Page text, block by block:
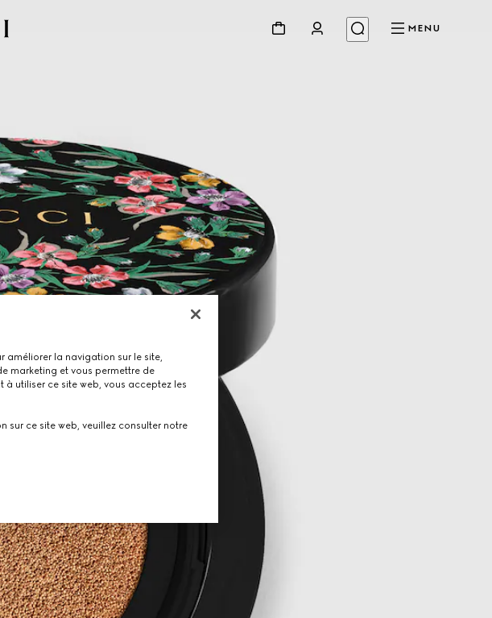
MENU
améliorer la navigation sur le site,
marketing et vous permettre de
à utiliser ce site web, vous acceptez les
sur ce site web, veuillez consulter notre